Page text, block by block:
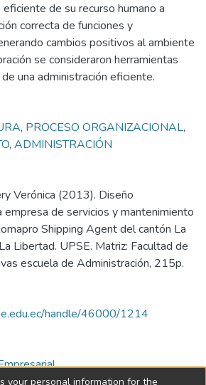
de su recurso humano a
correcta de funciones y
cambios positivos al ambiente
se consideraron herramientas
una administración eficiente.
, PROCESO ORGANIZACIONAL,
, ADMINISTRACIÓN
Verónica (2013). Diseño
empresa de servicios y mantenimiento
Shipping Agent del cantón La
Libertad. UPSE. Matriz: Facultad de
escuela de Administración, 215p.
handle/46000/1214
your personal information for the